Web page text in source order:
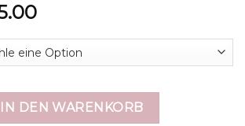
damen Menge
IN DEN WARENKORB